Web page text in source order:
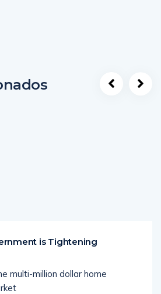
is Tightening
multi-million dollar home